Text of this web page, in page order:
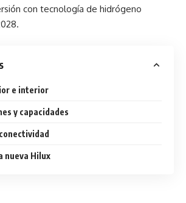
con tecnología de hidrógeno
e interior
y capacidades
nueva Hilux